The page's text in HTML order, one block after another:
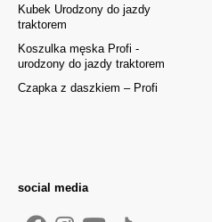
Kubek Urodzony do jazdy
traktorem
Koszulka męska Profi -
urodzony do jazdy traktorem
Czapka z daszkiem – Profi
social media